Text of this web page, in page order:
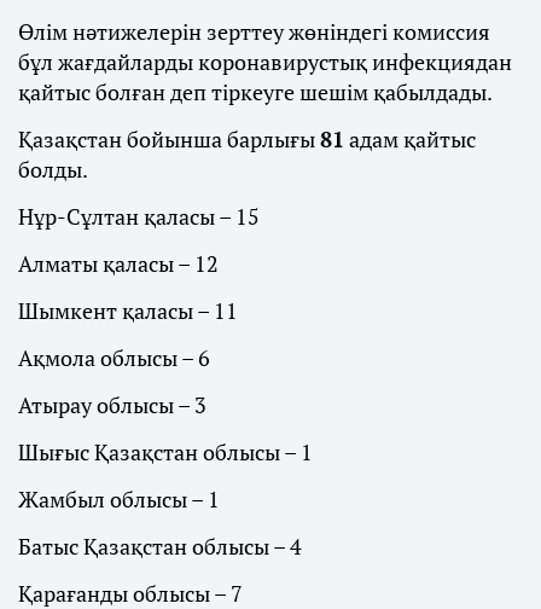
Өлім нәтижелерін зерттеу жөніндегі комиссия
бұл жағдайларды коронавирустық инфекциядан
қайтыс болған деп тіркеуге шешім қабылдады.
Қазақстан бойынша барлығы81 адам қайтыс
болды.
Нұр-Сұлтан қаласы – 15
Алматы қаласы – 12
Шымкент қаласы – 11
Ақмола облысы – 6
Атырау облысы – 3
Шығыс Қазақстан облысы – 1
Жамбыл облысы – 1
Батыс Қазақстан облысы – 4
Қарағанды облысы – 7